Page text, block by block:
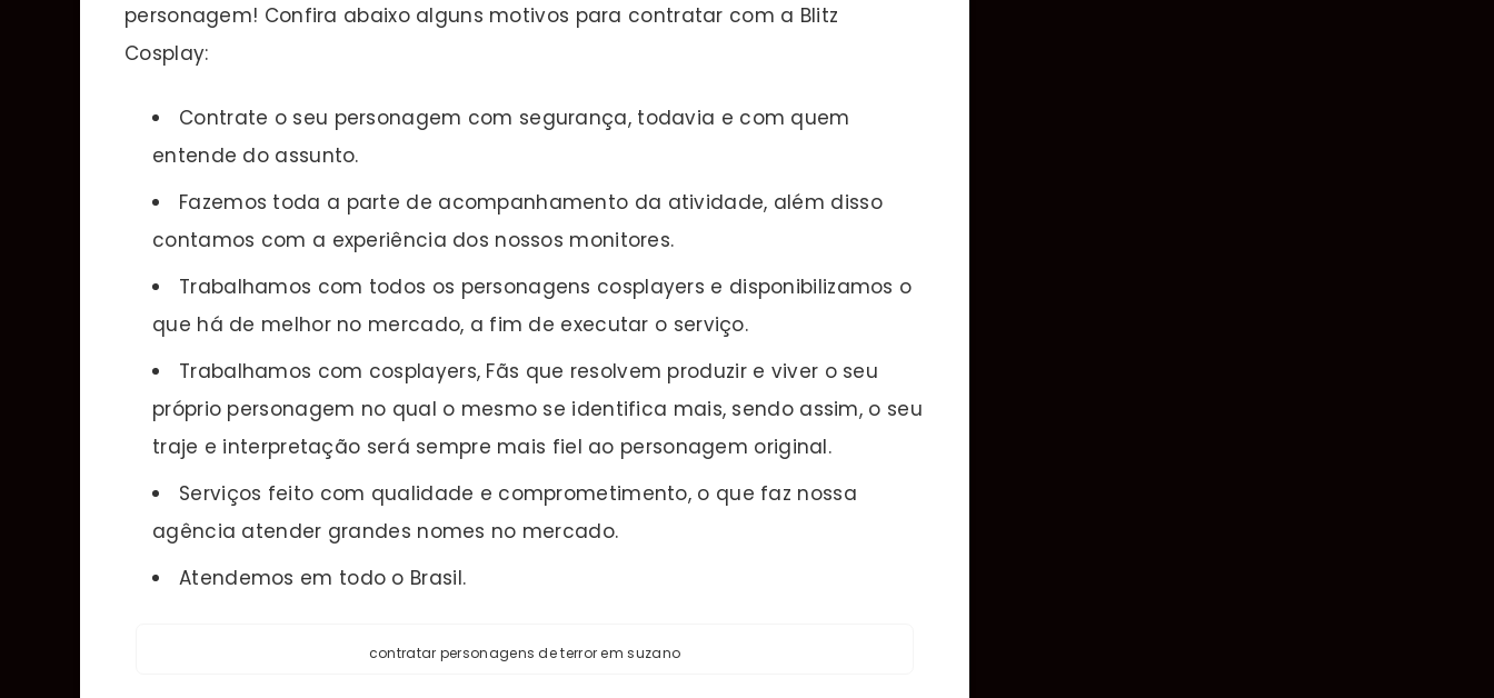
personagem! Confira abaixo alguns motivos para contratar com a Blitz
Cosplay:
Contrate o seu personagem com segurança, todavia e com quem
entende do assunto.
Fazemos toda a parte de acompanhamento da atividade, além disso
contamos com a experiência dos nossos monitores.
Trabalhamos com todos os personagens cosplayers e disponibilizamos o
que há de melhor no mercado, a fim de executar o serviço.
Trabalhamos com cosplayers, Fãs que resolvem produzir e viver o seu
próprio personagem no qual o mesmo se identifica mais, sendo assim, o seu
traje e interpretação será sempre mais fiel ao personagem original.
Serviços feito com qualidade e comprometimento, o que faz nossa
agência atender grandes nomes no mercado.
Atendemos em todo o Brasil.
contratar personagens de terror em suzano